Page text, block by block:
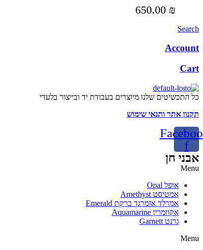
650.00 ₪
Search
Account
Cart
כל התכשיטים שלנו מיוצרים בעבודת יד ובייצור בלעדי
תקנון אתר ותנאי שימוש
f
אבני חן
Menu
אופל Opal
אמטיסט Amethyst
אמרלד אזמרגד ברקת Emerald
אקוומרין Aquamarine
גרנט Garnett
Menu